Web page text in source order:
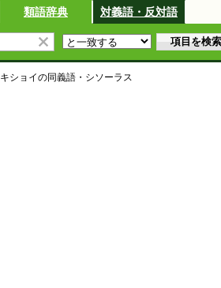
類語辞典 対義語・反対語
キショイの同義語・シソーラス